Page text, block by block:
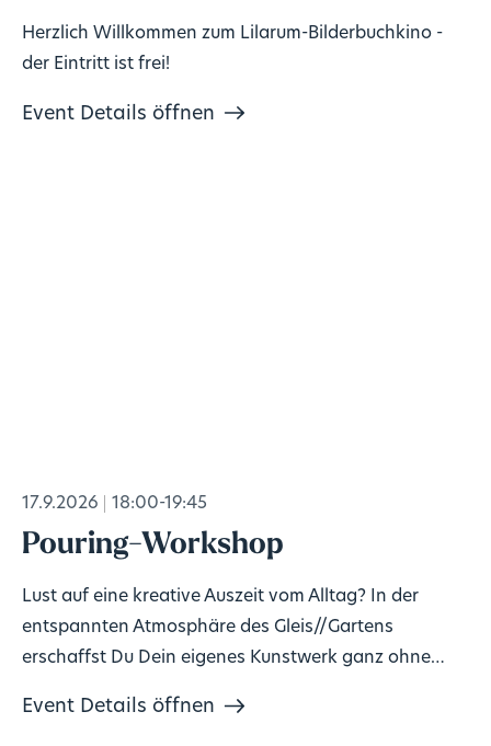
Herzlich Willkommen zum Lilarum-Bilderbuchkino -
der Eintritt ist frei!
Event Details öffnen
17.9.2026 18:00-19:45
Pouring-Workshop
Lust auf eine kreative Auszeit vom Alltag? In der
entspannten Atmosphäre des Gleis//Gartens
erschaffst Du Dein eigenes Kunstwerk ganz ohne
Event Details öffnen